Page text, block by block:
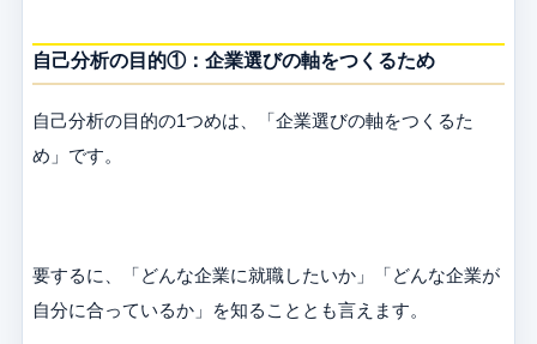
自己分析の目的①：企業選びの軸をつくるため
自己分析の目的の1つめは、「企業選びの軸をつくるた
め」です。
要するに、「どんな企業に就職したいか」「どんな企業が
自分に合っているか」を知ることとも言えます。